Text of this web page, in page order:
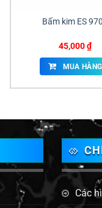
Bấm kim ES
45,000₫
MUA HÀNG
Các